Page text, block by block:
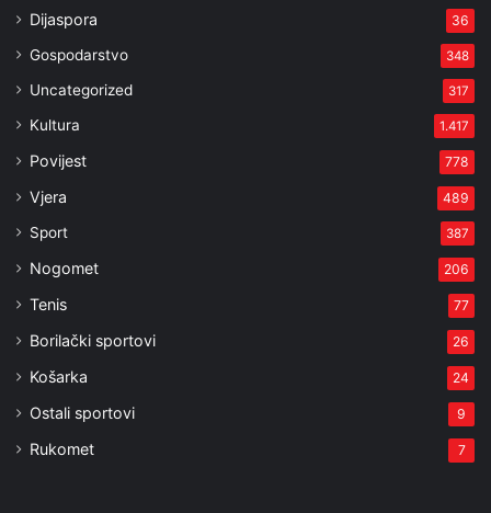
Dijaspora 36
Gospodarstvo 348
Uncategorized 317
Kultura 1.417
Povijest 778
Vjera 489
Sport 387
Nogomet 206
Tenis 77
Borilački sportovi 26
Košarka 24
Ostali sportovi 9
Rukomet 7